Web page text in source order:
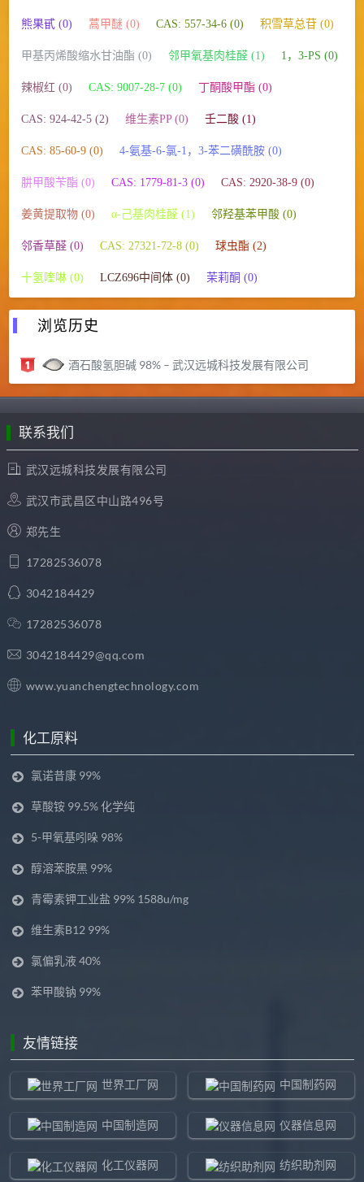
熊果甙 (0) 蒿甲醚 (0) CAS: 557-34-6 (0) 积雪草总苷 (0)
甲基丙烯酸缩水甘油酯 (0) 邻甲氧基肉桂醛 (1) 1，3-PS (0)
辣椒红 (0) CAS: 9007-28-7 (0) 丁酮酸甲酯 (0)
CAS: 924-42-5 (2) 维生素PP (0) 壬二酸 (1)
CAS: 85-60-9 (0) 4-氨基-6-氯-1，3-苯二磺酰胺 (0)
肼甲酸苄酯 (0) CAS: 1779-81-3 (0) CAS: 2920-38-9 (0)
姜黄提取物 (0) α-己基肉桂醛 (1) 邻羟基苯甲酸 (0)
邻香草醛 (0) CAS: 27321-72-8 (0) 球虫酯 (2)
十氢喹啉 (0) LCZ696中间体 (0) 茉莉酮 (0)
浏览历史
酒石酸氢胆碱 98% – 武汉远城科技发展有限公司
联系我们
武汉远城科技发展有限公司
武汉市武昌区中山路496号
郑先生
17282536078
3042184429
17282536078
3042184429@qq.com
www.yuanchengtechnology.com
化工原料
氯诺昔康 99%
草酸铵 99.5% 化学纯
5-甲氧基吲哚 98%
醇溶苯胺黑 99%
青霉素钾工业盐 99% 1588u/mg
维生素B12 99%
氯偏乳液 40%
苯甲酸钠 99%
友情链接
世界工厂网 中国制药网
中国制造网 仪器信息网
化工仪器网 纺织助剂网